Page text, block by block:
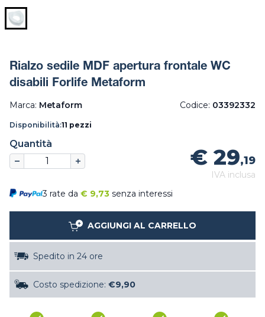
Rialzo sedile MDF apertura frontale WC
disabili Forlife Metaform
Marca: Metaform Codice: 03392332
Disponibilità:11 pezzi
Quantità
€ 29,19
IVA inclusa
3 rate da € 9,73 senza interessi
AGGIUNGI AL CARRELLO
Spedito in 24 ore
Costo spedizione: €9,90